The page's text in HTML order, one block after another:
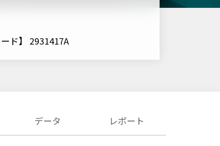
ド】 2931417A
データ レポート